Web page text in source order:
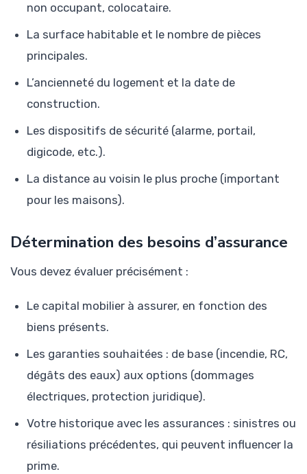
non occupant, colocataire.
La surface habitable et le nombre de pièces
principales.
L’ancienneté du logement et la date de
construction.
Les dispositifs de sécurité (alarme, portail,
digicode, etc.).
La distance au voisin le plus proche (important
pour les maisons).
Détermination des besoins d’assurance
Vous devez évaluer précisément :
Le capital mobilier à assurer, en fonction des
biens présents.
Les garanties souhaitées : de base (incendie, RC,
dégâts des eaux) aux options (dommages
électriques, protection juridique).
Votre historique avec les assurances : sinistres ou
résiliations précédentes, qui peuvent influencer la
prime.